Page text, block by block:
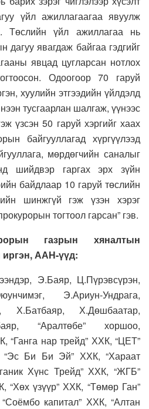
үйл ажиллагаагаа явуулж
Төслийн үйл ажиллагаа нь
дагуу явагдаж байгаа гэдгийг
явцад цугларсан нотлох
Одоогоор 70 гаруй
хуулийн этгээдийн үйлдэлд
тусгаарлан шалгаж, үүнээс
үзсэн 50 гаруй хэргийг хаах
байгууллагад хүргүүлээд
мөрдөгчийн саналыг
шийдвэр гаргах эрх зүйн
байдлаар 10 гаруй төслийн
шинжгүй гэж үзэн хэрэг
тогтоол гарсан” гэв.
газрын хяналтын
иргэн, ААН-үүд:
Э.Баяр, Ц.Пүрэвсүрэн,
Э.Ариун-Ундрага,
Х.Батбаяр, Х.Дөшбаатар,
“Аралтөбе” хоршоо,
“Ганга нар трейд” ХХК, “ЦЕТ”
Би Би Эй” ХХК, “Хараат
Хүнс Трейд” ХХК, “ЖГБ”
“Хөх үзүүр” ХХК, “Төмөр Ган”
капитал” ХХК, “Алтан